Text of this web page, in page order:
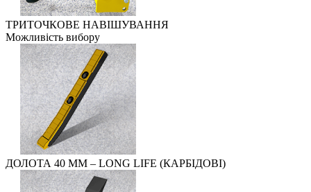
ТРИТОЧКОВЕ НАВІШУВАННЯ
Можливість вибору
ДОЛОТА 40 ММ – LONG LIFE (КАРБІДОВІ)